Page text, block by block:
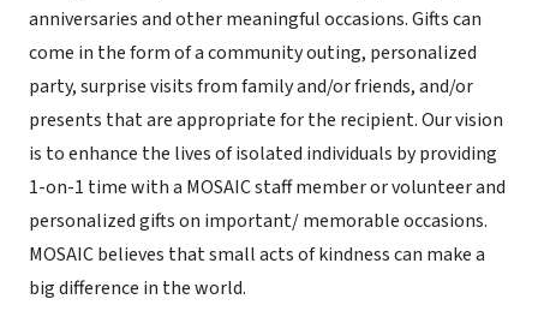
anniversaries and other meaningful occasions. Gifts can
come in the form of a community outing, personalized
party, surprise visits from family and/or friends, and/or
presents that are appropriate for the recipient. Our vision
is to enhance the lives of isolated individuals by providing
1-on-1 time with a MOSAIC staff member or volunteer and
personalized gifts on important/ memorable occasions.
MOSAIC believes that small acts of kindness can make a
big difference in the world.